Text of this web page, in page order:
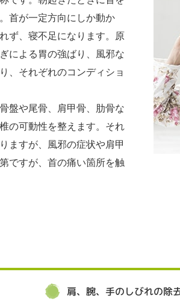
首が一定方向にしか動か
ず、寝不足になります。原
による胃の強ばり、風邪な
、それぞれのコンディショ
盤や尾骨、肩甲骨、肋骨な
の可動性を整えます。それ
ますが、風邪の症状や肩甲
ですが、首の痛い箇所を触
肩、腕、手のしびれの除